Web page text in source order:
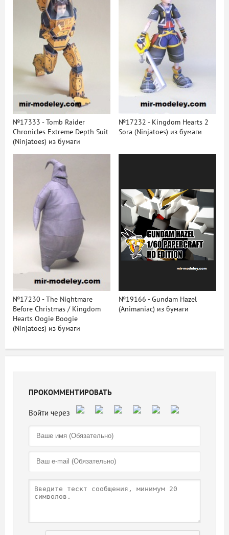
№17333 - Tomb Raider
Chronicles Extreme Depth Suit
(Ninjatoes) из бумаги
№17232 - Kingdom Hearts 2
Sora (Ninjatoes) из бумаги
№17230 - The Nightmare
Before Christmas / Kingdom
Hearts Oogie Boogie
(Ninjatoes) из бумаги
№19166 - Gundam Hazel
(Animaniac) из бумаги
ПРОКОММЕНТИРОВАТЬ